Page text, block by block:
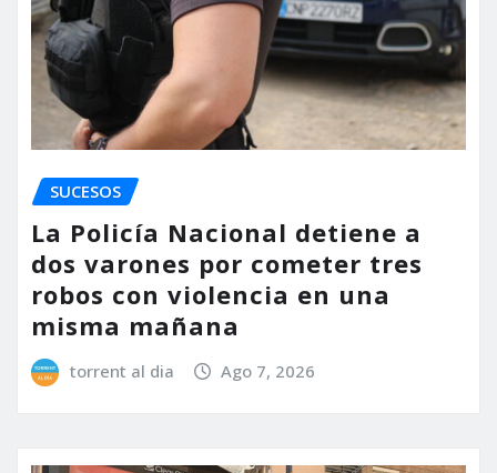
SUCESOS
La Policía Nacional detiene a
dos varones por cometer tres
robos con violencia en una
misma mañana
torrent al dia Ago 7, 2026